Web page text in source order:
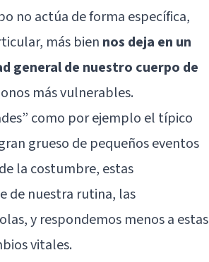
no actúa de forma específica,
más bien nos deja en un
general de nuestro cuerpo de
más vulnerables.
como por ejemplo el típico
grueso de pequeños eventos
la costumbre, estas
de nuestra rutina, las
y respondemos menos a estas
vitales.